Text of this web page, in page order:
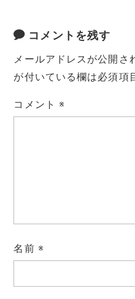
コメントを残す
メールアドレスが公開さ
が付いている欄は必須項
コメント※
名前 ※